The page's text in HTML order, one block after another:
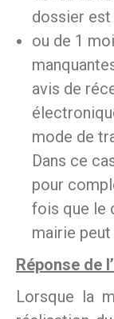
dossier
ou de 1
avis de
mode de
Dans ce
pour
fois que le
mairie
Réponse de
Lorsque la